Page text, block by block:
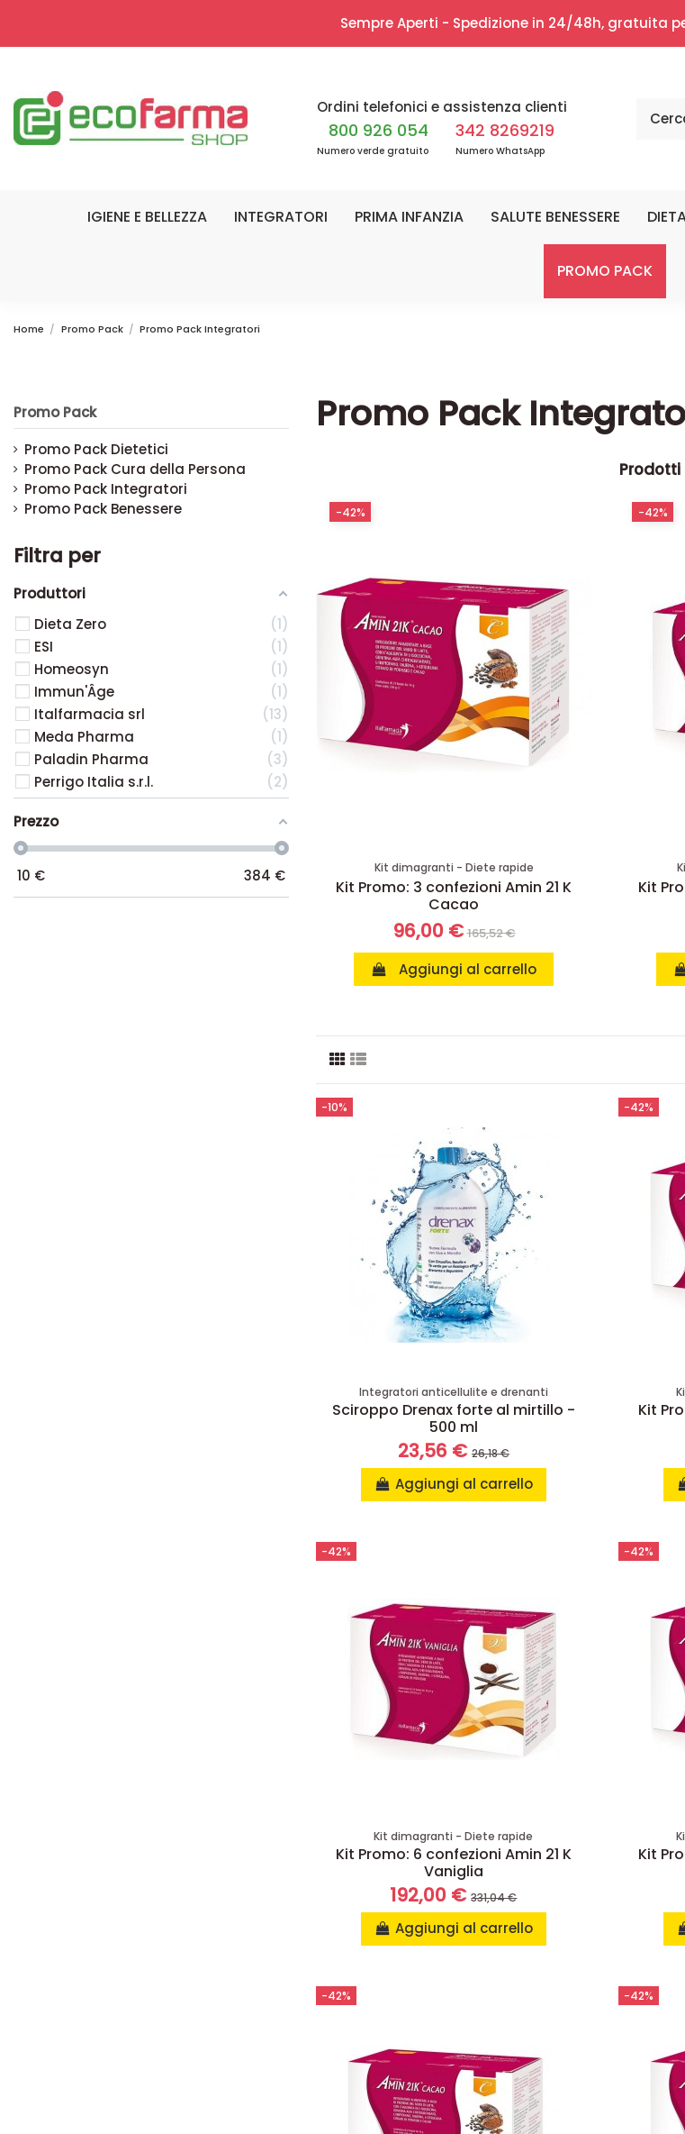
Sempre Aperti - Spedizione in 24/48h, gratuita
Ordini telefonici e assistenza clienti
800 926 054
Numero verde gratuito
342 8269219
Numero WhatsApp
IGIENE E BELLEZZA INTEGRATORI PRIMA INFANZIA SALUTE BENESSERE
PROMO PACK
Home Promo Pack Promo Pack Integratori
Promo Pack
Integratori per dieta e metabolismo
Kit Promo: 9 confezioni Amin 21 K
Cacao
-42%
Kit dimagranti - Diete rapide
Kit Promo: 3 confezioni Amin 21 K
Cacao
96,00 € 165,52 €
Aggiungi al carrello
-42%
Kit
-42%
-10%
Integratori anticellulite e drenanti
Sciroppo Drenax forte al mirtillo -
500 ml
23,56 € 26,18 €
Aggiungi al carrello
-42%
Kit
-42%
Kit dimagranti - Diete rapide
Kit Promo: 6 confezioni Amin 21 K
Vaniglia
192,00 €331,04 €
Aggiungi al carrello
-42%
Kit
-42% -42%
Promo Pack
Promo Pack Dietetici
Promo Pack Cura della Persona
Promo Pack Integratori
Promo Pack Benessere
Filtra per
Produttori
Dieta Zero
1
ESI
1
Homeosyn
1
Immun'Âge
1
Italfarmacia srl
13
Meda Pharma
1
Paladin Pharma
3
Perrigo Italia s.r.l.
2
Prezzo
10 € 384 €